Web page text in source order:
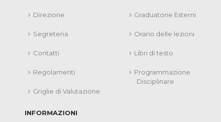
Direzione
Segreteria
Contatti
Regolamenti
Griglie di Valutazione
Graduatorie Esterni
Orario delle lezioni
Libri di testo
Programmazione
Disciplinare
INFORMAZIONI